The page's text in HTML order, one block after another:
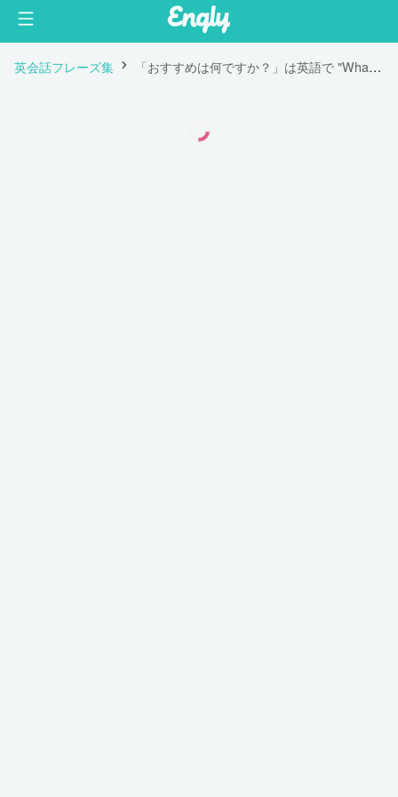
英会話フレーズ集 「おすすめは何ですか？」は英語で "What do you recommend?"